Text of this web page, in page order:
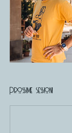
Prossime sessioni